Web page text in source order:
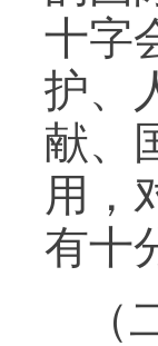
十字
护、
献、
用，
有十